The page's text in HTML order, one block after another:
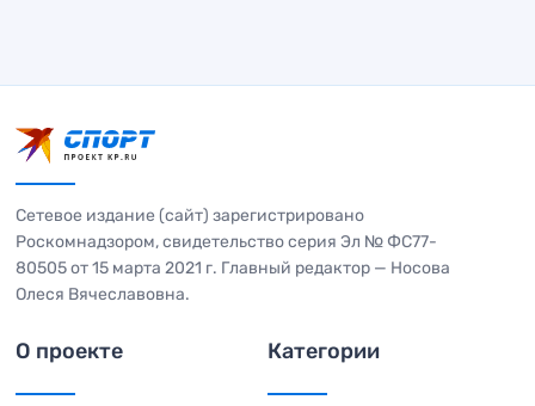
Сетевое издание (сайт) зарегистрировано
Роскомнадзором, свидетельство серия Эл № ФС77-
80505 от 15 марта 2021 г. Главный редактор — Носова
Олеся Вячеславовна.
О проекте Категории